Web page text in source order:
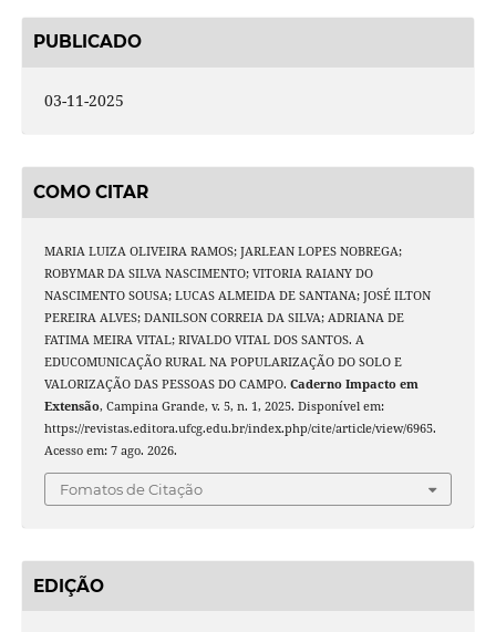
PUBLICADO
03-11-2025
COMO CITAR
MARIA LUIZA OLIVEIRA RAMOS; JARLEAN LOPES NOBREGA;
ROBYMAR DA SILVA NASCIMENTO; VITORIA RAIANY DO
NASCIMENTO SOUSA; LUCAS ALMEIDA DE SANTANA; JOSÉ ILTON
PEREIRA ALVES; DANILSON CORREIA DA SILVA; ADRIANA DE
FATIMA MEIRA VITAL; RIVALDO VITAL DOS SANTOS. A
EDUCOMUNICAÇÃO RURAL NA POPULARIZAÇÃO DO SOLO E
VALORIZAÇÃO DAS PESSOAS DO CAMPO. Caderno Impacto em
Extensão, Campina Grande, v. 5, n. 1, 2025. Disponível em:
https://revistas.editora.ufcg.edu.br/index.php/cite/article/view/6965.
Acesso em: 7 ago. 2026.
Fomatos de Citação
EDIÇÃO